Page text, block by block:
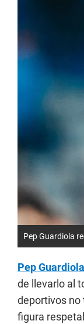
Pep Guardiola
Pep Guardiola
de llevarlo al
deportivos no
figura